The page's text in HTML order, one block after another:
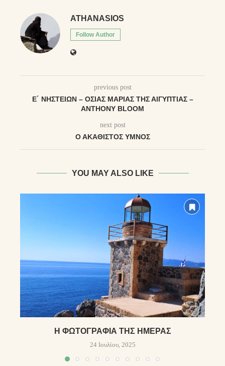
ATHANASIOS
Follow Author
previous post
Ε΄ ΝΗΣΤΕΙΏΝ – ΟΣΊΑΣ ΜΑΡΊΑΣ ΤΗΣ ΑΙΓΥΠΤΊΑΣ –
ANTHONY BLOOM
next post
Ο ΑΚΆΘΙΣΤΟΣ ΎΜΝΟΣ
YOU MAY ALSO LIKE
Η ΦΩΤΟΓΡΑΦΊΑ ΤΗΣ ΗΜΈΡΑΣ
24 Ιουλίου, 2025